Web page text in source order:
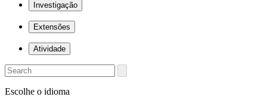
Investigação
Extensões
Atividade
Escolhe o idioma